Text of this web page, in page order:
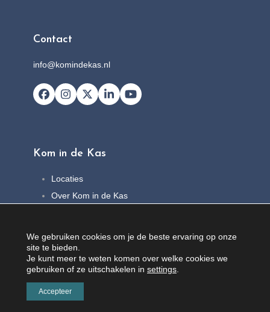
Contact
info@komindekas.nl
Facebook
Instagram
X LinkedInYouTube
Kom in de Kas
Locaties
Over Kom in de Kas
Contact
We gebruiken cookies om je de beste ervaring op onze
site te bieden.
Je kunt meer te weten komen over welke cookies we
gebruiken of ze uitschakelen in settings
Accepteer